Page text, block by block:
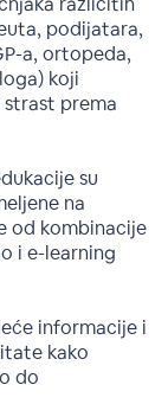
podijatara,
a, ortopeda,
koji
prema
su
na
od kombinacije
i e-learning
informacije i
kako
do